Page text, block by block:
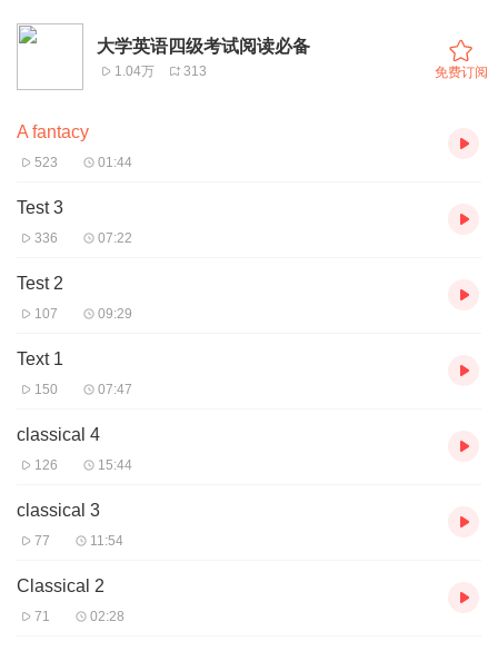
大学英语四级考试阅读必备
1.04万 313 免费订阅
A fantacy
523 01:44
Test 3
336 07:22
Test 2
107 09:29
Text 1
150 07:47
classical 4
126 15:44
classical 3
77 11:54
Classical 2
71 02:28